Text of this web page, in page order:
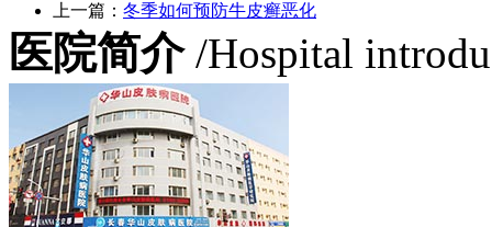
上一篇： 冬季如何预防牛皮癣恶化
医院简介/Hospital